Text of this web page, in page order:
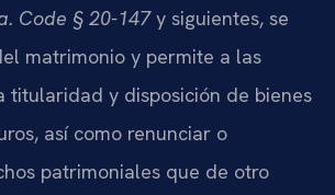
Code § 20-147y siguientes, se
matrimonio y permite a las
titularidad y disposición de bienes
así como renunciar o
patrimoniales que de otro